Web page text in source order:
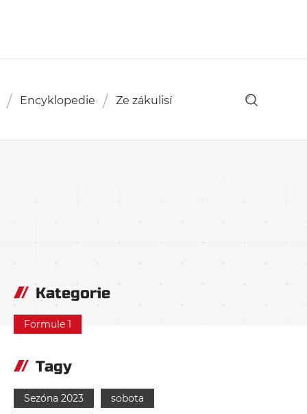
Encyklopedie Ze zákulisí
Kategorie
Formule 1
Tagy
Sezóna 2023 sobota